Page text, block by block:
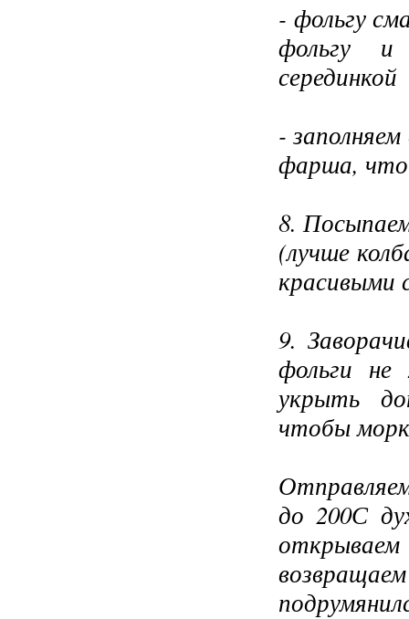
- фольгу
фольгу
серединкой
-
фарша,
8.
(лучше
красивыми
9.
фольги
укрыть
чтобы
до 200С